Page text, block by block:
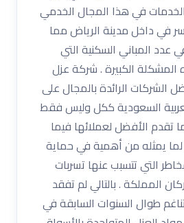
في هذا المجال الخدمي
في داخل مدينة الرياض مما
عدد المباني السكنية التي
الكبيرة . شركة عزل
الرائدة بالمجال على
السعودية ككل وليس فقط
ما تقدم الأفضل لعملائها فيما
يمثله من أهمية في حماية
التي تتسبب عنها تسربات
المملكة . بالتالي لم تفقد
طوال السنوات السابقة في